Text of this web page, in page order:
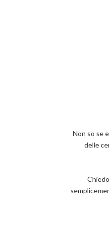
Non so se
delle